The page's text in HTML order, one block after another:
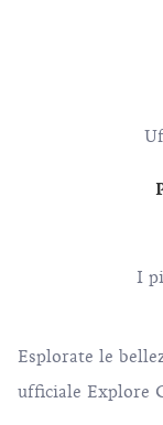
I
Esplorate le
ufficiale Explore